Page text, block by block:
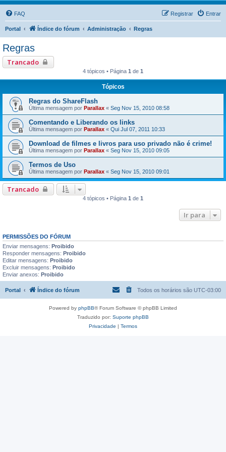
FAQ Entrar
Registrar
Portal Índice do fórum Administração Regras
Regras
Trancado
4 tópicos • Página 1 de 1
Tópicos
Regras do ShareFlash
Última mensagem por Parallax « Seg Nov 15, 2010 08:58
Comentando e Liberando os links
Última mensagem por Parallax « Qui Jul 07, 2011 10:33
Download de filmes e livros para uso privado não é crime!
Última mensagem por Parallax « Seg Nov 15, 2010 09:05
Termos de Uso
Última mensagem por Parallax « Seg Nov 15, 2010 09:01
Trancado
4 tópicos • Página 1 de 1
Ir para
PERMISSÕES DO FÓRUM
Enviar mensagens: Proibido
Responder mensagens: Proibido
Editar mensagens: Proibido
Excluir mensagens: Proibido
Enviar anexos: Proibido
Portal Índice do fórum Todos os horários são UTC-03:00
Powered by phpBB® Forum Software © phpBB Limited
Traduzido por: Suporte phpBB
Privacidade | Termos